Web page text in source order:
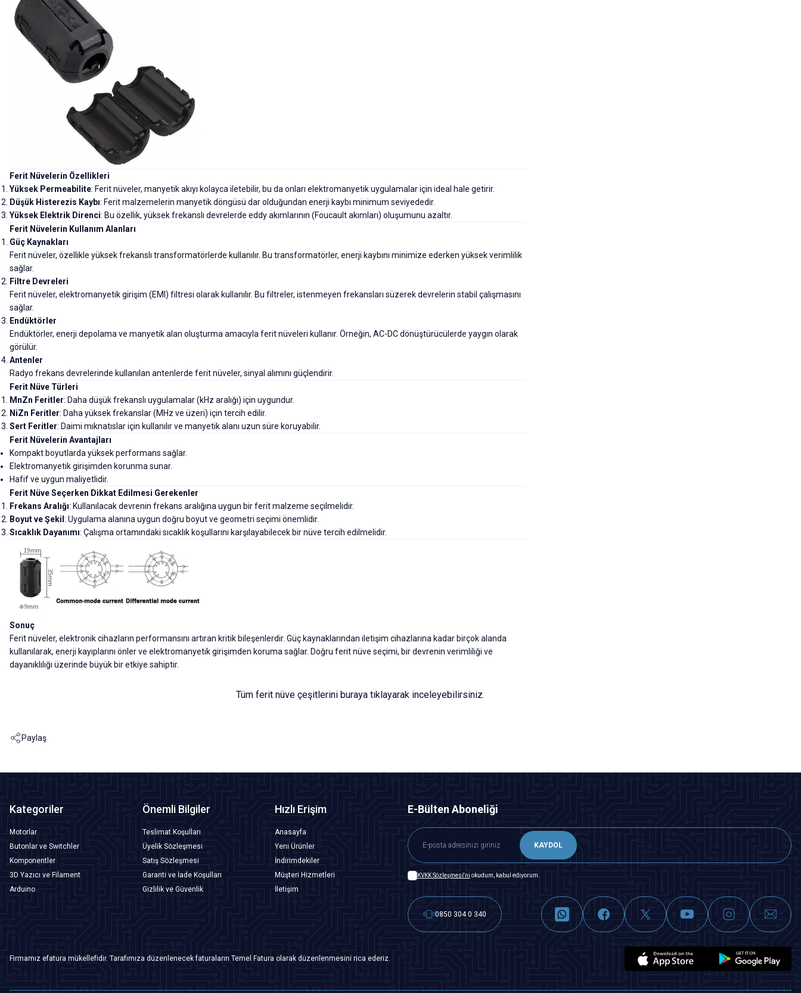
Ferit Nüvelerin Özellikleri
Yüksek Permeabilite: Ferit nüveler, manyetik akıyı kolayca iletebilir, bu da onları elektromanyetik uygulamalar için ideal hale getirir.
Düşük Histerezis Kaybı: Ferit malzemelerin manyetik döngüsü dar olduğundan enerji kaybı minimum seviyededir.
Yüksek Elektrik Direnci: Bu özellik, yüksek frekanslı devrelerde eddy akımlarının (Foucault akımları) oluşumunu azaltır.
Ferit Nüvelerin Kullanım Alanları
Güç Kaynakları
Ferit nüveler, özellikle yüksek frekanslı transformatörlerde kullanılır. Bu transformatörler, enerji kaybını minimize ederken yüksek verimlilik
sağlar.
Filtre Devreleri
Ferit nüveler, elektromanyetik girişim (EMI) filtresi olarak kullanılır. Bu filtreler, istenmeyen frekansları süzerek devrelerin stabil çalışmasını
sağlar.
Endüktörler
Endüktörler, enerji depolama ve manyetik alan oluşturma amacıyla ferit nüveleri kullanır. Örneğin, AC-DC dönüştürücülerde yaygın olarak
görülür.
Antenler
Radyo frekans devrelerinde kullanılan antenlerde ferit nüveler, sinyal alımını güçlendirir.
Ferit Nüve Türleri
MnZn Feritler: Daha düşük frekanslı uygulamalar (kHz aralığı) için uygundur.
NiZn Feritler: Daha yüksek frekanslar (MHz ve üzeri) için tercih edilir.
Sert Feritler: Daimi mıknatıslar için kullanılır ve manyetik alanı uzun süre koruyabilir.
Ferit Nüvelerin Avantajları
Kompakt boyutlarda yüksek performans sağlar.
Elektromanyetik girişimden korunma sunar.
Hafif ve uygun maliyetlidir.
Ferit Nüve Seçerken Dikkat Edilmesi Gerekenler
Frekans Aralığı: Kullanılacak devrenin frekans aralığına uygun bir ferit malzeme seçilmelidir.
Boyut ve Şekil: Uygulama alanına uygun doğru boyut ve geometri seçimi önemlidir.
Sıcaklık Dayanımı: Çalışma ortamındaki sıcaklık koşullarını karşılayabilecek bir nüve tercih edilmelidir.
Sonuç
Ferit nüveler, elektronik cihazların performansını artıran kritik bileşenlerdir. Güç kaynaklarından iletişim cihazlarına kadar birçok alanda
kullanılarak, enerji kayıplarını önler ve elektromanyetik girişimden koruma sağlar. Doğru ferit nüve seçimi, bir devrenin verimliliği ve
dayanıklılığı üzerinde büyük bir etkiye sahiptir.
Tüm ferit nüve çeşitlerini buraya tıklayarak inceleyebilirsiniz.
Paylaş
Kategoriler
Motorlar
Butonlar ve Switchler
Komponentler
3D Yazıcı ve Filament
Arduino
Önemli Bilgiler
Teslimat Koşulları
Üyelik Sözleşmesi
Satış Sözleşmesi
Garanti ve İade Koşulları
Gizlilik ve Güvenlik
Hızlı Erişim
Anasayfa
Yeni Ürünler
İndirimdekiler
Müşteri Hizmetleri
İletişim
E-Bülten Aboneliği
KAYDOL
KVKK Sözleşmesi'ni okudum, kabul ediyorum.
0850 304 0 340
Firmamız efatura mükellefidir. Tarafımıza düzenlenecek faturaların Temel Fatura olarak düzenlenmesini rica ederiz.